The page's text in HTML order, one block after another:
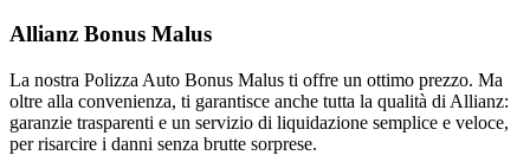
Allianz Bonus Malus
La nostra Polizza Auto Bonus Malus ti offre un ottimo prezzo. Ma
oltre alla convenienza, ti garantisce anche tutta la qualità di Allianz:
garanzie trasparenti e un servizio di liquidazione semplice e veloce,
per risarcire i danni senza brutte sorprese.